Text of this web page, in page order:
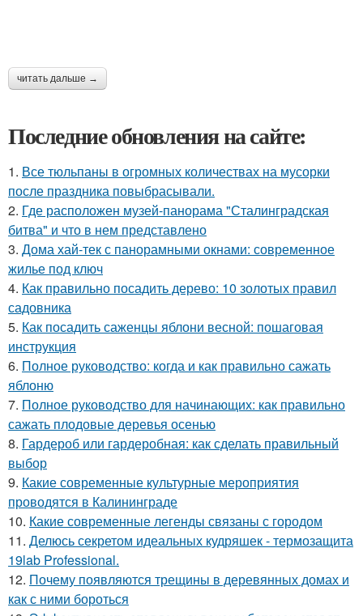
читать дальше →
Последние обновления на сайте:
1. Все тюльпаны в огромных количествах на мусорки
после праздника повыбрасывали.
2. Где расположен музей-панорама "Сталинградская
битва" и что в нем представлено
3. Дома хай-тек с панорамными окнами: современное
жилье под ключ
4. Как правильно посадить дерево: 10 золотых правил
садовника
5. Как посадить саженцы яблони весной: пошаговая
инструкция
6. Полное руководство: когда и как правильно сажать
яблоню
7. Полное руководство для начинающих: как правильно
сажать плодовые деревья осенью
8. Гардероб или гардеробная: как сделать правильный
выбор
9. Какие современные культурные мероприятия
проводятся в Калининграде
10. Какие современные легенды связаны с городом
11. Делюсь секретом идеальных кудряшек - термозащита
19lab Professional.
12. Почему появляются трещины в деревянных домах и
как с ними бороться